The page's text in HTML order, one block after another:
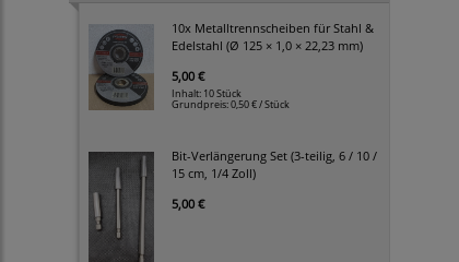
10x Metalltrennscheiben für Stahl &
Edelstahl (Ø 125 × 1,0 × 22,23 mm)
5,00 €
Inhalt: 10 Stück
Grundpreis:0,50 € / Stück
Bit-Verlängerung Set (3-teilig, 6 / 10 /
15 cm, 1/4 Zoll)
5,00 €